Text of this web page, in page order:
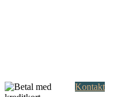
Kontakt